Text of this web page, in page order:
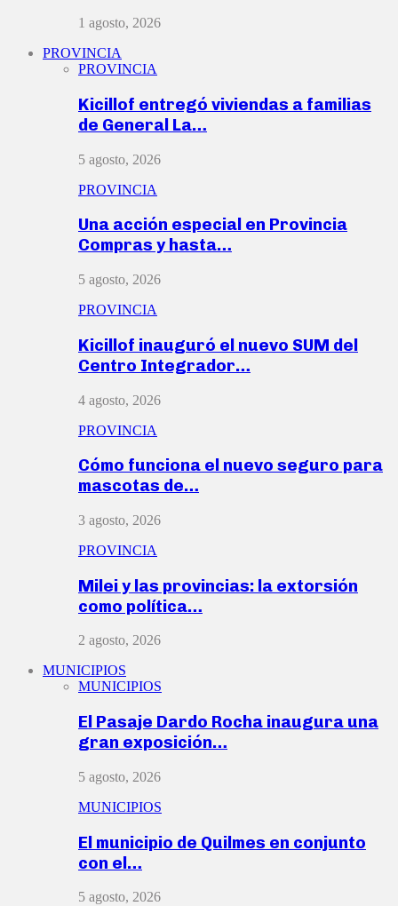
1 agosto, 2026
PROVINCIA
PROVINCIA
Kicillof entregó viviendas a familias
de General La…
5 agosto, 2026
PROVINCIA
Una acción especial en Provincia
Compras y hasta…
5 agosto, 2026
PROVINCIA
Kicillof inauguró el nuevo SUM del
Centro Integrador…
4 agosto, 2026
PROVINCIA
Cómo funciona el nuevo seguro para
mascotas de…
3 agosto, 2026
PROVINCIA
Milei y las provincias: la extorsión
como política…
2 agosto, 2026
MUNICIPIOS
MUNICIPIOS
El Pasaje Dardo Rocha inaugura una
gran exposición…
5 agosto, 2026
MUNICIPIOS
El municipio de Quilmes en conjunto
con el…
5 agosto, 2026